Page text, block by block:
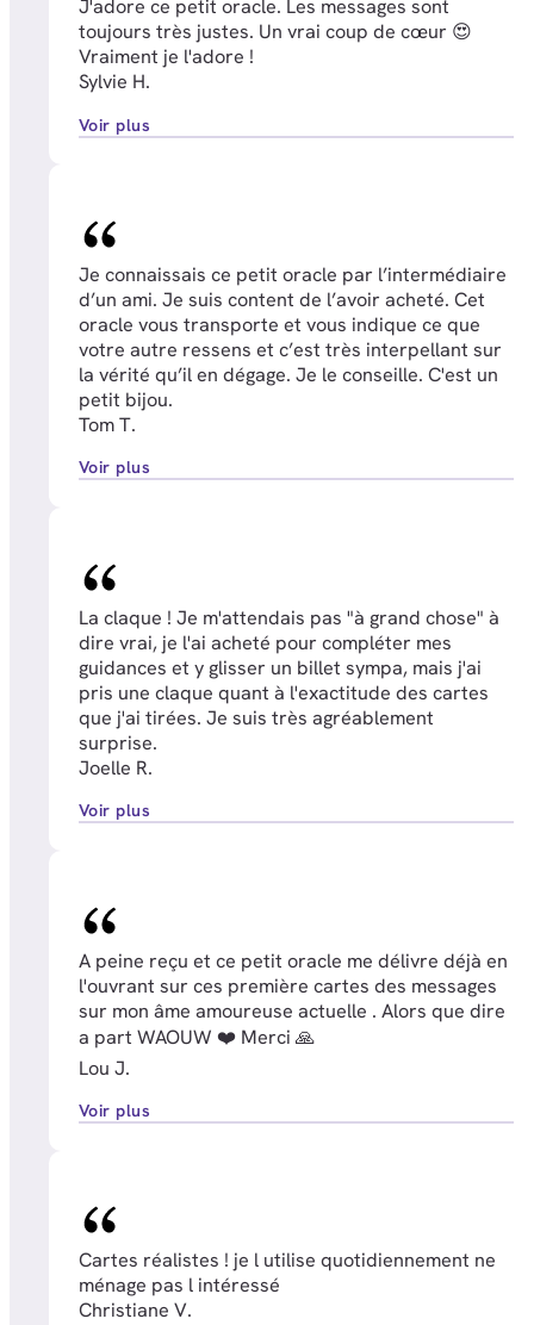
J'adore ce petit oracle. Les messages sont
toujours très justes. Un vrai coup de cœur 😍
Vraiment je l'adore !
Sylvie H.
Voir plus
Je connaissais ce petit oracle par l’intermédiaire
d’un ami. Je suis content de l’avoir acheté. Cet
oracle vous transporte et vous indique ce que
votre autre ressens et c’est très interpellant sur
la vérité qu’il en dégage. Je le conseille. C'est un
petit bijou.
Tom T.
Voir plus
La claque ! Je m'attendais pas "à grand chose" à
dire vrai, je l'ai acheté pour compléter mes
guidances et y glisser un billet sympa, mais j'ai
pris une claque quant à l'exactitude des cartes
que j'ai tirées. Je suis très agréablement
surprise.
Joelle R.
Voir plus
A peine reçu et ce petit oracle me délivre déjà en
l'ouvrant sur ces première cartes des messages
sur mon âme amoureuse actuelle . Alors que dire
a part WAOUW ❤️ Merci 🙏
Lou J.
Voir plus
Cartes réalistes ! je l utilise quotidiennement ne
ménage pas l intéressé
Christiane V.